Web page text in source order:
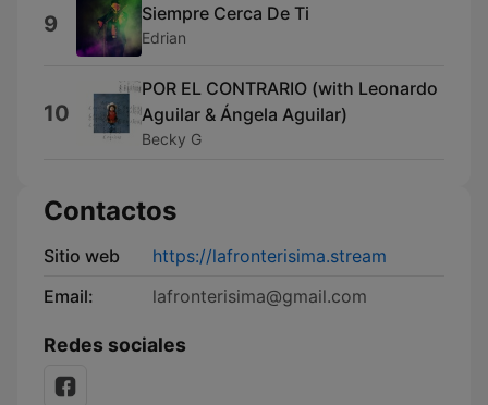
9 Siempre Cerca De Ti
Edrian
10
POR EL CONTRARIO (with Leonardo
Aguilar & Ángela Aguilar)
Becky G
Contactos
Sitio web
https://lafronterisima.stream
Email:
lafronterisima@gmail.com
Redes sociales